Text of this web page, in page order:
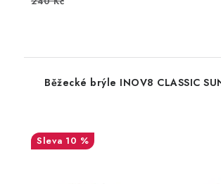
Běžecké brýle INOV8 CLASSIC
10 %